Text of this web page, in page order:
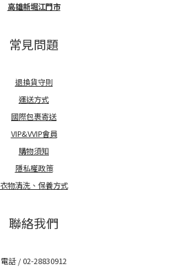
高雄新堀江門市
常見問題
退換貨守則
運送方式
國際包裹寄送
VIP&VVIP會員
購物須知
隱私權政策
衣物清洗、保養方式
聯絡我們
電話 / 02-28830912